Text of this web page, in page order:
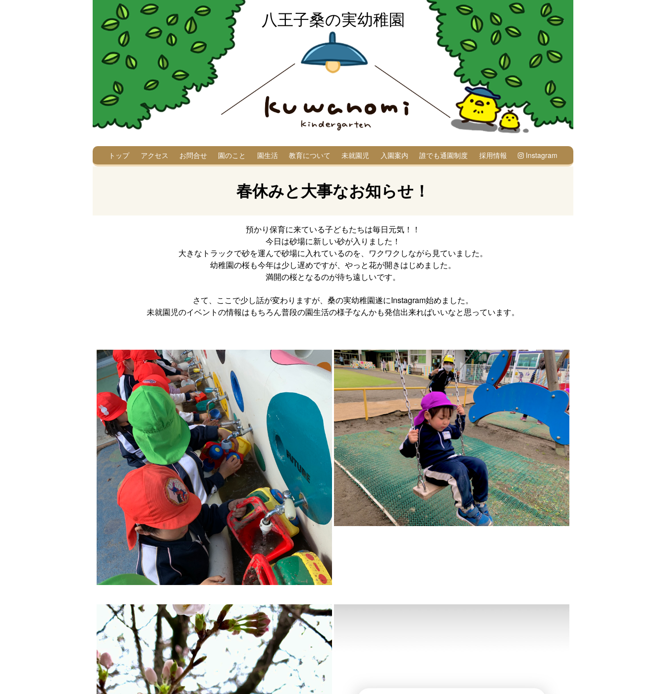
八王子桑の実幼稚園
トップ アクセス お問合せ 園のこと 園生活 教育について 未就園児 入園案内 誰でも通園制度 採用情報 Instagram
春休みと大事なお知らせ！
預かり保育に来ている子どもたちは毎日元気！！
今日は砂場に新しい砂が入りました！
大きなトラックで砂を運んで砂場に入れているのを、ワクワクしながら見ていました。
幼稚園の桜も今年は少し遅めですが、やっと花が開きはじめました。
満開の桜となるのが待ち遠しいです。
さて、ここで少し話が変わりますが、桑の実幼稚園遂にInstagram始めました。
未就園児のイベントの情報はもちろん普段の園生活の様子なんかも発信出来ればいいなと思っています。